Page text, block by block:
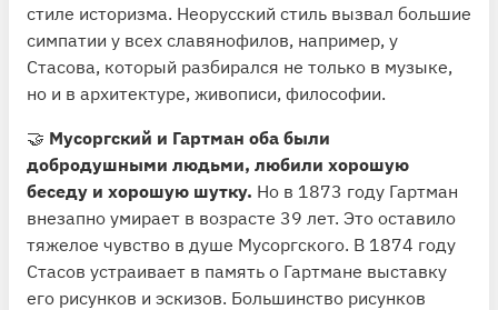
стиле историзма. Неорусский стиль вызвал большие
симпатии у всех славянофилов, например, у
Стасова, который разбирался не только в музыке,
но и в архитектуре, живописи, философии.
🤝 Мусоргский и Гартман оба были
добродушными людьми, любили хорошую
беседу и хорошую шутку. Но в 1873 году Гартман
внезапно умирает в возрасте 39 лет. Это оставило
тяжелое чувство в душе Мусоргского. В 1874 году
Стасов устраивает в память о Гартмане выставку
его рисунков и эскизов. Большинство рисунков